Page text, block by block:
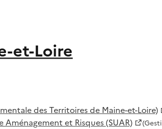
et-Loire
des Territoires de Maine-et-Loire)
Aménagement et Risques (SUAR)